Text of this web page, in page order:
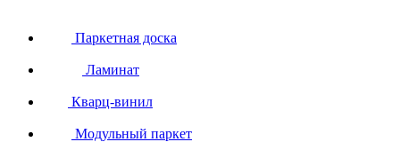
Паркетная доска
Ламинат
Кварц-винил
Модульный паркет